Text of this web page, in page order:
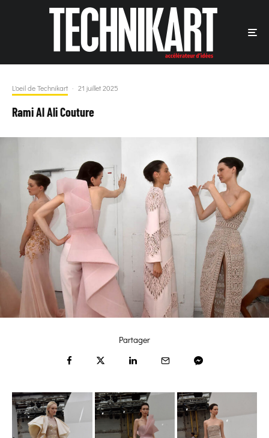
L'oeil de Technikart · 21 juillet 2025
Rami Al Ali Couture
Partager